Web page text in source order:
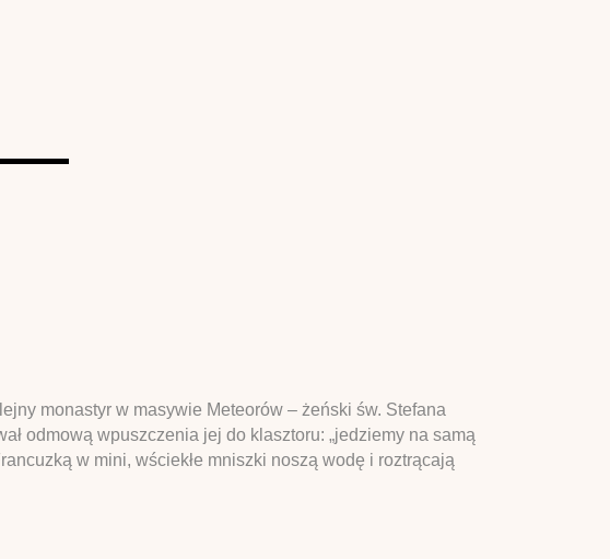
monastyr w masywie Meteorów – żeński św. Stefana
odmową wpuszczenia jej do klasztoru: „jedziemy na samą
w mini, wściekłe mniszki noszą wodę i roztrącają